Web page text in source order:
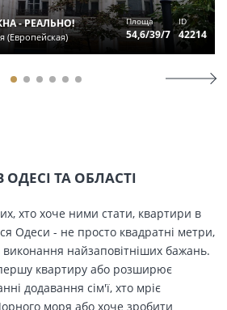
- РЕАЛЬНО!
(Европейская)
Площа
54,6/39/7
ID
42214
ТА ОБЛАСТІ
хто хоче ними стати, квартири в
Одеси - не просто квадратні метри,
виконання найзаповітніших бажань.
квартиру або розширює
додавання сім'ї, хто мріє
моря або хоче зробити